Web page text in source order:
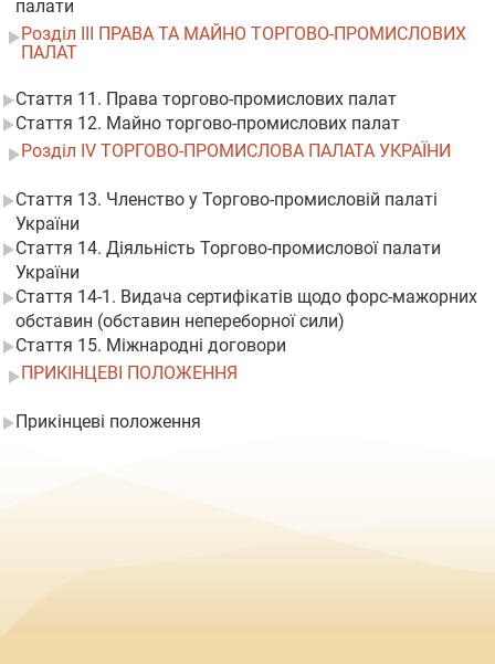
палати
Розділ III ПРАВА ТА МАЙНО ТОРГОВО-ПРОМИСЛОВИХ
ПАЛАТ
Стаття 11. Права торгово-промислових палат
Стаття 12. Майно торгово-промислових палат
Розділ IV ТОРГОВО-ПРОМИСЛОВА ПАЛАТА УКРАЇНИ
Стаття 13. Членство у Торгово-промисловій палаті
України
Стаття 14. Діяльність Торгово-промислової палати
України
Стаття 14-1. Видача сертифікатів щодо форс-мажорних
обставин (обставин непереборної сили)
Стаття 15. Міжнародні договори
ПРИКІНЦЕВІ ПОЛОЖЕННЯ
Прикінцеві положення